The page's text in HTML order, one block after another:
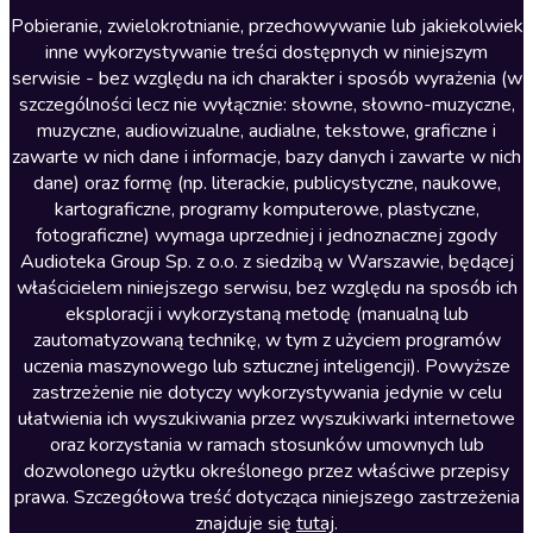
Literatura anglojęzyczna
Literatura faktu
Literatura obyczajowa
Literatura piękna obca
Literatura piękna polska
Nagrania relaksacyjne
Nauka języków
Nauki humanistyczne
Podcasty i audycje
Polityka
Prasa
Religia
Romans
Pobieranie, zwielokrotnianie, przechowywanie lub jakiekolwiek
inne wykorzystywanie treści dostępnych w niniejszym
serwisie - bez względu na ich charakter i sposób wyrażenia (w
szczególności lecz nie wyłącznie: słowne, słowno-muzyczne,
muzyczne, audiowizualne, audialne, tekstowe, graficzne i
zawarte w nich dane i informacje, bazy danych i zawarte w nich
dane) oraz formę (np. literackie, publicystyczne, naukowe,
kartograficzne, programy komputerowe, plastyczne,
fotograficzne) wymaga uprzedniej i jednoznacznej zgody
Audioteka Group Sp. z o.o. z siedzibą w Warszawie, będącej
właścicielem niniejszego serwisu, bez względu na sposób ich
eksploracji i wykorzystaną metodę (manualną lub
zautomatyzowaną technikę, w tym z użyciem programów
uczenia maszynowego lub sztucznej inteligencji). Powyższe
zastrzeżenie nie dotyczy wykorzystywania jedynie w celu
ułatwienia ich wyszukiwania przez wyszukiwarki internetowe
oraz korzystania w ramach stosunków umownych lub
dozwolonego użytku określonego przez właściwe przepisy
prawa. Szczegółowa treść dotycząca niniejszego zastrzeżenia
znajduje się tutaj.